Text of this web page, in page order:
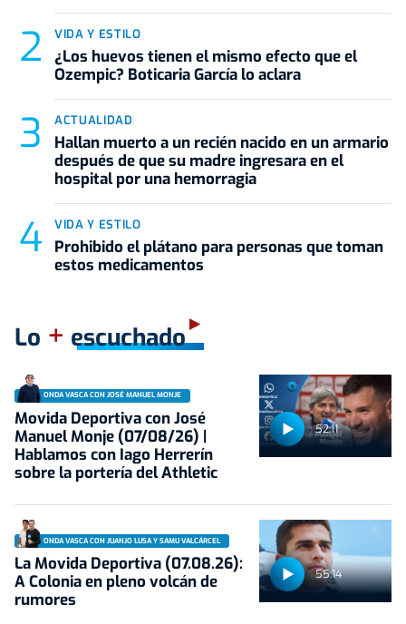
VIDA Y ESTILO
¿Los huevos tienen el mismo efecto que el
Ozempic? Boticaria García lo aclara
ACTUALIDAD
Hallan muerto a un recién nacido en un armario
después de que su madre ingresara en el
hospital por una hemorragia
VIDA Y ESTILO
Prohibido el plátano para personas que toman
estos medicamentos
Lo + escuchado
52:11
ONDA VASCA CON JOSÉ MANUEL MONJE
Movida Deportiva con José
Manuel Monje (07/08/26) |
Hablamos con Iago Herrerín
sobre la portería del Athletic
55:14
ONDA VASCA CON JUANJO LUSA Y SAMU VALCÁRCEL
La Movida Deportiva (07.08.26):
A Colonia en pleno volcán de
rumores